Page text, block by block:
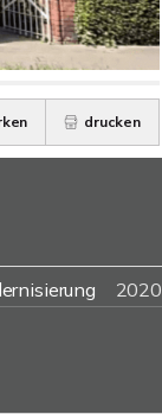
drucken
2020